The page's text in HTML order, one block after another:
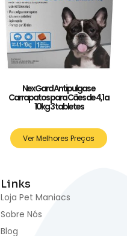
NexGard Antipulgas e
Carrapatos para Cães de 4,1 a
10kg 3 tabletes
Ver Melhores Preços
Links
Loja Pet Maniacs
Sobre Nós
Blog